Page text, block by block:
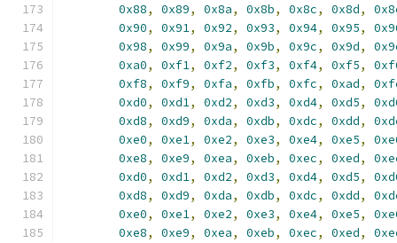
0x88, 0x89, 0x8a, 0x8b, 0x8c, 0x8d,
0x90, 0x91, 0x92, 0x93, 0x94, 0x95,
0x98, 0x99, 0x9a, 0x9b, 0x9c, 0x9d,
0xa0, 0xf1, 0xf2, 0xf3, 0xf4, 0xf5,
0xf8, 0xf9, 0xfa, 0xfb, 0xfc, 0xad,
0xd0, 0xd1, 0xd2, 0xd3, 0xd4, 0xd5,
0xd8, 0xd9, 0xda, 0xdb, 0xdc, 0xdd,
0xe0, 0xe1, 0xe2, 0xe3, 0xe4, 0xe5,
0xe8, 0xe9, 0xea, 0xeb, 0xec, 0xed,
0xd0, 0xd1, 0xd2, 0xd3, 0xd4, 0xd5,
0xd8, 0xd9, 0xda, 0xdb, 0xdc, 0xdd,
0xe0, 0xe1, 0xe2, 0xe3, 0xe4, 0xe5,
0xe8, 0xe9, 0xea, 0xeb, 0xec, 0xed,